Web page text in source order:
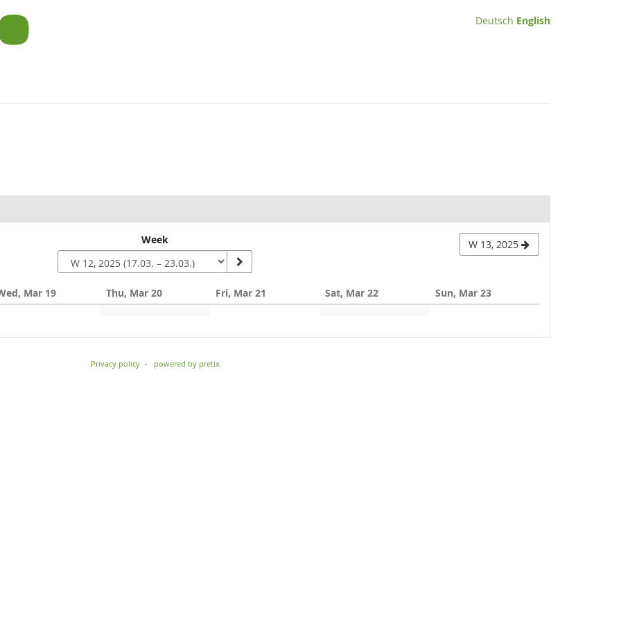
Deutsch English
Week W 13, 2025
Mar 19 Thu, Mar 20 Fri, Mar 21 Sat, Mar 22 Sun, Mar 23
Privacy policy powered by pretix